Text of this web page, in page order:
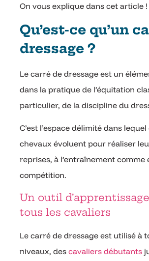
On vous explique dans cet article !
Qu’est-ce qu’un
dressage ?
Le carré de dressage est un
dans la pratique de l’équitation
particulier, de la discipline du
C’est l’espace délimité dans
chevaux évoluent pour réaliser
reprises, à l’entraînement comme
compétition.
Un outil
tous les cavaliers
Le carré de dressage est utilisé à
niveaux, des cavaliers débutants